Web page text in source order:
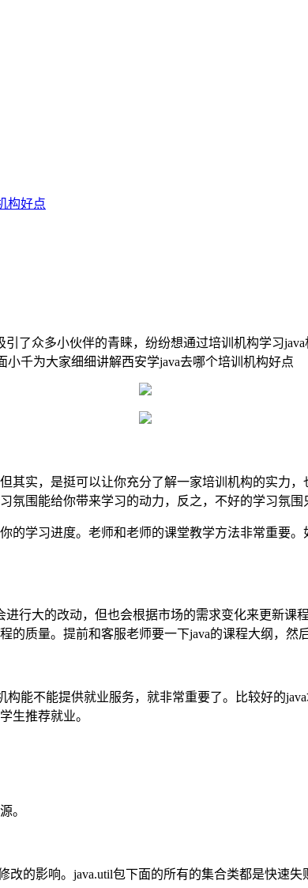
构好点
了众多小伙伴的青睐，纷纷想通过培训机构学习
千为大家细细讲解西安学java去哪个培训机构好点
实，是挺可以让你充分了解一家培训机构的实力
围能给你带来学习的动力，反之，不好的学习氛围
的学习进度。老师和老师的课堂教学方法非常重要
行大的改动，但也会根据市场的需求变化来更新课
质量。提前和客服老师要一下java的课程大纲，然
能不能提供就业服务，就非常重要了。比较好的
生推荐就业。
。
的影响。java.util包下面的所有的集合类都是快速